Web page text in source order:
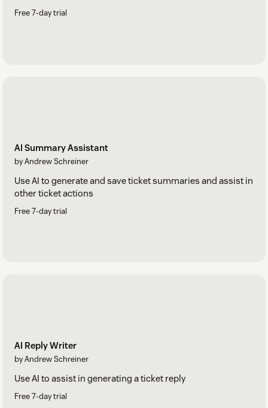
Free 7-day trial
AI Summary Assistant
by Andrew Schreiner
Use AI to generate and save ticket summaries and assist in
other ticket actions
Free 7-day trial
AI Reply Writer
by Andrew Schreiner
Use AI to assist in generating a ticket reply
Free 7-day trial